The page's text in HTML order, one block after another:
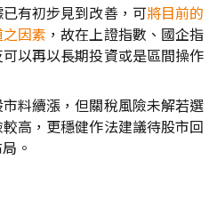
有初步見到改善，可將目前的
因素 ，故在上證指數、國企指
以再以長期投資或是區間操作
料續漲，但關稅風險未解若選
高，更穩健作法建議待股市回
。